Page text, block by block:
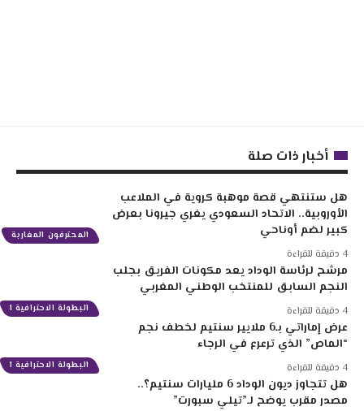
أخبار ذات صلة
المحترفون المغاربة
هل ستنتهي قصة موهبة كروية في الملاعب
الأوروبية.. الاتحاد السعودي يغري جيرونا بعرض
كبير لضم أوناحي
البطولة الاحترافية 1
مرشح لرئاسة الوداد يعد مكونات الفريق بجلب
النجم السابق للمنتخب الوطني المغربي
البطولة الاحترافية 1
عرض إماراتي بـ6 ملايير سنتيم لخطف نجم
“الماص” الذي ترعرع في الرجاء
هل تتجاوز ديون الوداد 6 مليارات سنتيم؟..
مصدر مقرب يوضح لـ”تيلي سبورت”